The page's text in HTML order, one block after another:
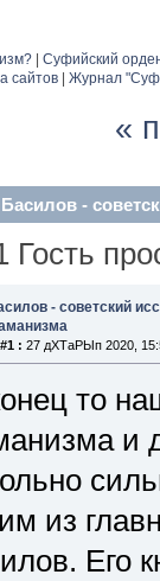
Суфийский
сайтов| Журнал
«
-
Гость
- советский
: 27 дХТаРЫп 2020,
то
и
из
Его